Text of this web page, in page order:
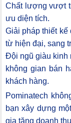
Chất lượng vượt
ưu diện tích.
Giải pháp thiết
từ hiện đại, sang
Đội ngũ giàu kinh
không gian bán
khách hàng.
Pominatech
bạn xây dựng
gia tăng doanh